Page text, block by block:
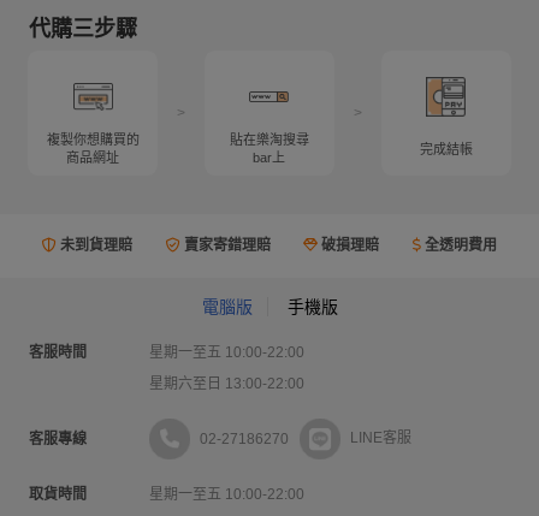
代購三步驟
複製你想購買的
商品網址
>
貼在樂淘搜尋
bar上
>
完成結帳
未到貨理賠 賣家寄錯理賠 破損理賠 全透明費用
電腦版 手機版
客服時間
星期一至五 10:00-22:00
星期六至日 13:00-22:00
客服專線 02-27186270 LINE客服
取貨時間
星期一至五 10:00-22:00